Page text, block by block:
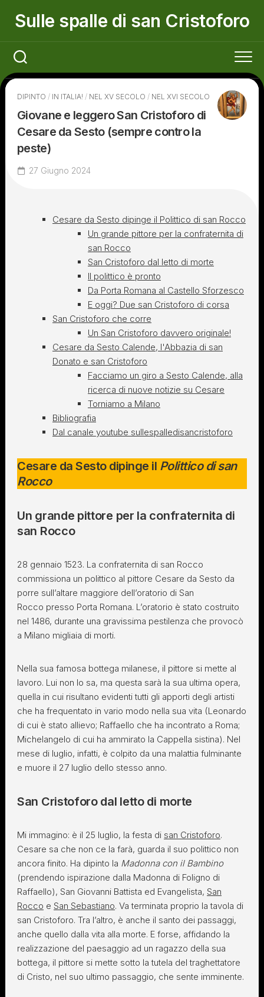
Sulle spalle di san Cristoforo
DIPINTO / IN ITALIA! / NEL XV SECOLO / NEL XVI SECOLO
Giovane e leggero San Cristoforo di
Cesare da Sesto (sempre contro la
peste)
27 Giugno 2024
Cesare da Sesto dipinge il Polittico di san Rocco
Un grande pittore per la confraternita di
san Rocco
San Cristoforo dal letto di morte
Il polittico è pronto
Da Porta Romana al Castello Sforzesco
E oggi? Due san Cristoforo di corsa
San Cristoforo che corre
Un San Cristoforo davvero originale!
Cesare da Sesto Calende, l'Abbazia di san
Donato e san Cristoforo
Facciamo un giro a Sesto Calende, alla
ricerca di nuove notizie su Cesare
Torniamo a Milano
Bibliografia
Dal canale youtube sullespalledisancristoforo
Cesare da Sesto dipinge il Polittico di san
Rocco
Un grande pittore per la confraternita di
san Rocco
28 gennaio 1523. La confraternita di san Rocco
commissiona un polittico al pittore Cesare da Sesto da
porre sull’altare maggiore dell’oratorio di San
Rocco presso Porta Romana. L’oratorio è stato costruito
nel 1486, durante una gravissima pestilenza che provocò
a Milano migliaia di morti.
Nella sua famosa bottega milanese, il pittore si mette al
lavoro. Lui non lo sa, ma questa sarà la sua ultima opera,
quella in cui risultano evidenti tutti gli apporti degli artisti
che ha frequentato in vario modo nella sua vita (Leonardo
di cui è stato allievo; Raffaello che ha incontrato a Roma;
Michelangelo di cui ha ammirato la Cappella sistina). Nel
mese di luglio, infatti, è colpito da una malattia fulminante
e muore il 27 luglio dello stesso anno.
San Cristoforo dal letto di morte
Mi immagino: è il 25 luglio, la festa di san Cristoforo.
Cesare sa che non ce la farà, guarda il suo polittico non
ancora finito. Ha dipinto la Madonna con il Bambino
(prendendo ispirazione dalla Madonna di Foligno di
Raffaello), San Giovanni Battista ed Evangelista, San
Rocco e San Sebastiano. Va terminata proprio la tavola di
san Cristoforo. Tra l’altro, è anche il santo dei passaggi,
anche quello dalla vita alla morte. E forse, affidando la
realizzazione del paesaggio ad un ragazzo della sua
bottega, il pittore si mette sotto la tutela del traghettatore
di Cristo, nel suo ultimo passaggio, che sente imminente.